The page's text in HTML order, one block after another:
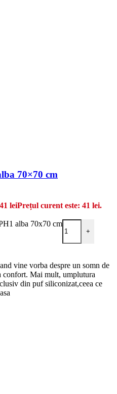
70×70 cm
41 leiPrețul curent este: 41 lei.
alba 70x70 cm
+
vine vorba despre un somn de
confort. Mai mult, umplutura
din puf siliconizat,ceea ce